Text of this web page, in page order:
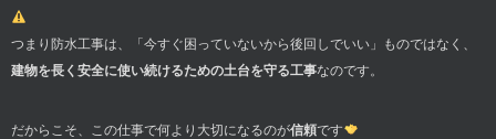
つまり防水工事は、「今すぐ困っていないから後回しでいい」ものではなく、
建物を長く安全に使い続けるための土台を守る工事なのです。
だからこそ、この仕事で何より大切になるのが信頼です